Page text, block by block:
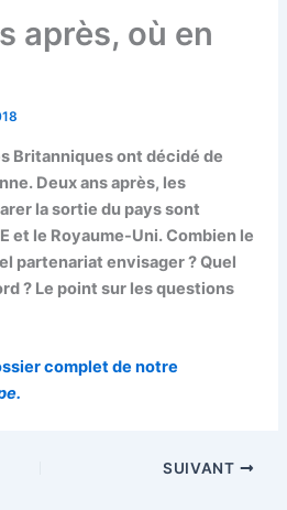
après, où en
Britanniques ont décidé de
Deux ans après, les
la sortie du pays sont
et le Royaume-Uni. Combien le
partenariat envisager ? Quel
? Le point sur les questions
complet de notre
SUIVANT